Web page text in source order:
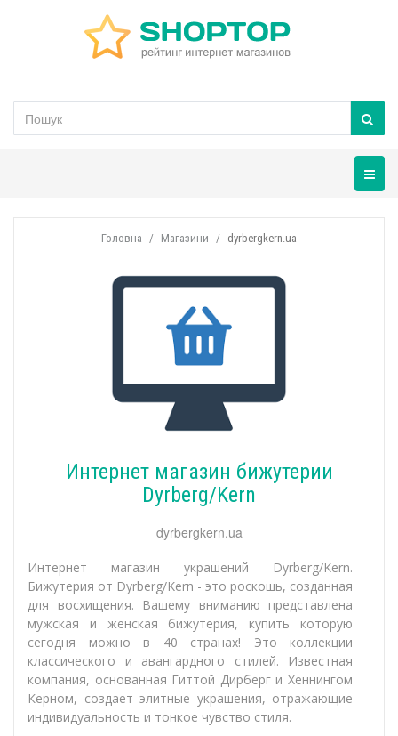
Головна Магазини dyrbergkern.ua
Интернет магазин бижутерии
Dyrberg/Kern
dyrbergkern.ua
Интернет магазин украшений Dyrberg/Kern.
Бижутерия от Dyrberg/Kern - это роскошь, созданная
для восхищения. Вашему вниманию представлена
мужская и женская бижутерия, купить которую
сегодня можно в 40 странах! Это коллекции
классического и авангардного стилей. Известная
компания, основанная Гиттой Дирберг и Хеннингом
Керном, создает элитные украшения, отражающие
индивидуальность и тонкое чувство стиля.